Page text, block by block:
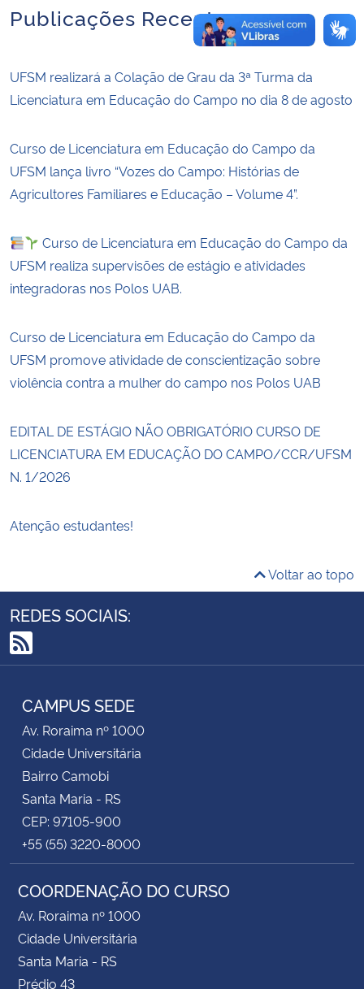
Publicações Recentes
UFSM realizará a Colação de Grau da 3ª Turma da
Licenciatura em Educação do Campo no dia 8 de agosto
Curso de Licenciatura em Educação do Campo da
UFSM lança livro “Vozes do Campo: Histórias de
Agricultores Familiares e Educação – Volume 4”.
Curso de Licenciatura em Educação do Campo da
UFSM realiza supervisões de estágio e atividades
integradoras nos Polos UAB.
Curso de Licenciatura em Educação do Campo da
UFSM promove atividade de conscientização sobre
violência contra a mulher do campo nos Polos UAB
EDITAL DE ESTÁGIO NÃO OBRIGATÓRIO CURSO DE
LICENCIATURA EM EDUCAÇÃO DO CAMPO/CCR/UFSM
N. 1/2026
Atenção estudantes!
Voltar ao topo
REDES SOCIAIS:
RSS
CAMPUS SEDE
Av. Roraima nº 1000
Cidade Universitária
Bairro Camobi
Santa Maria - RS
CEP: 97105-900
+55 (55) 3220-8000
COORDENAÇÃO DO CURSO
Av. Roraima nº 1000
Cidade Universitária
Santa Maria - RS
Prédio 43